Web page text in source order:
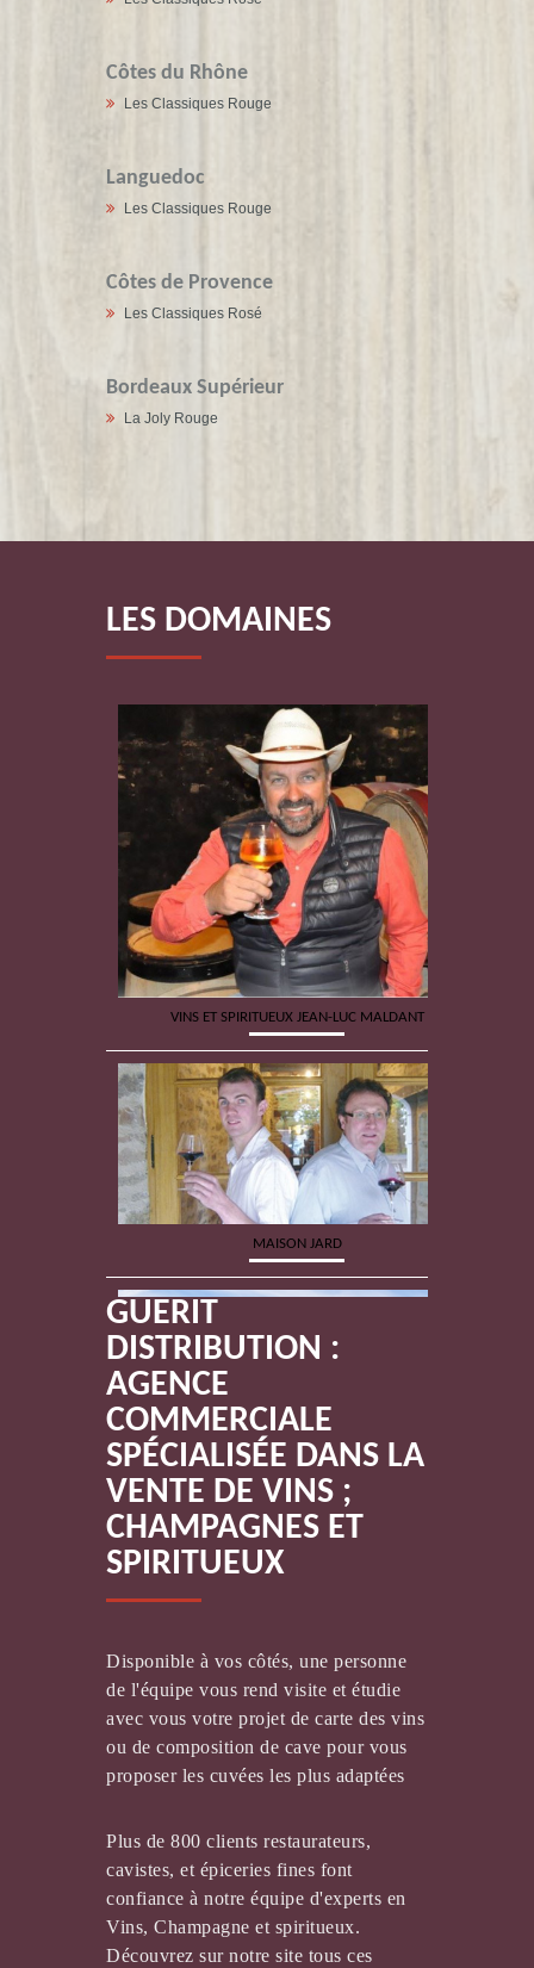
Côtes du Rhône
Les Classiques Rouge
Languedoc
Les Classiques Rouge
Côtes de Provence
Les Classiques Rosé
Bordeaux Supérieur
La Joly Rouge
LES DOMAINES
VINS ET SPIRITUEUX JEAN-LUC MALDANT
MAISON JARD
BRAASTAD TIFFON
DOMAINE DE LA GUILLAUMERIE
GUERIT
DISTRIBUTION :
AGENCE
COMMERCIALE
SPÉCIALISÉE DANS LA
VENTE DE VINS ;
CHAMPAGNES ET
SPIRITUEUX
Disponible à vos côtés, une personne
de l'équipe vous rend visite et étudie
avec vous votre projet de carte des vins
ou de composition de cave pour vous
proposer les cuvées les plus adaptées
Plus de 800 clients restaurateurs,
cavistes, et épiceries fines font
confiance à notre équipe d'experts en
Vins, Champagne et spiritueux.
Découvrez sur notre site tous ces